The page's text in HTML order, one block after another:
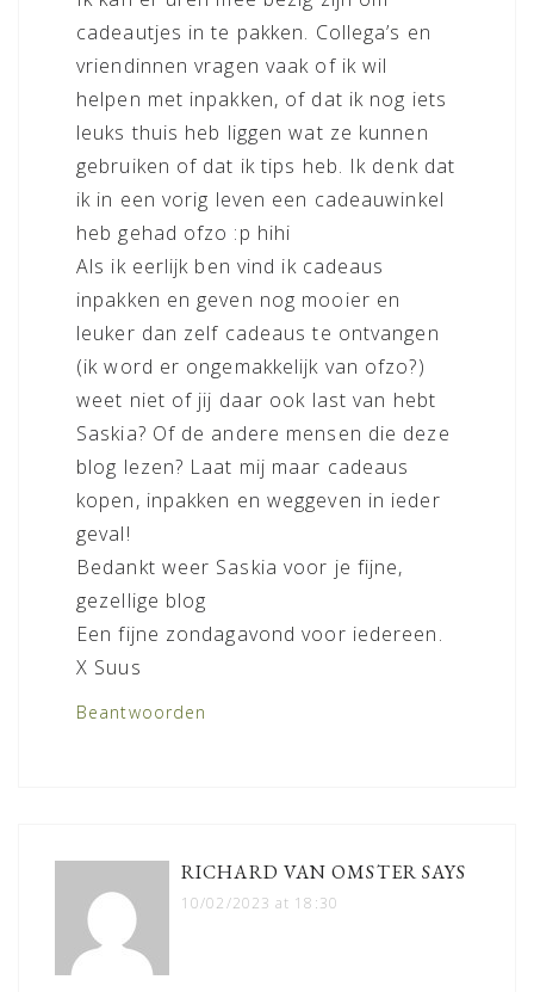
cadeautjes in te pakken. Collega’s en
vriendinnen vragen vaak of ik wil
helpen met inpakken, of dat ik nog iets
leuks thuis heb liggen wat ze kunnen
gebruiken of dat ik tips heb. Ik denk dat
ik in een vorig leven een cadeauwinkel
heb gehad ofzo :p hihi
Als ik eerlijk ben vind ik cadeaus
inpakken en geven nog mooier en
leuker dan zelf cadeaus te ontvangen
(ik word er ongemakkelijk van ofzo?)
weet niet of jij daar ook last van hebt
Saskia? Of de andere mensen die deze
blog lezen? Laat mij maar cadeaus
kopen, inpakken en weggeven in ieder
geval!
Bedankt weer Saskia voor je fijne,
gezellige blog
Een fijne zondagavond voor iedereen.
X Suus
Beantwoorden
RICHARD VAN OMSTERSAYS
10/02/2023 at 18:30